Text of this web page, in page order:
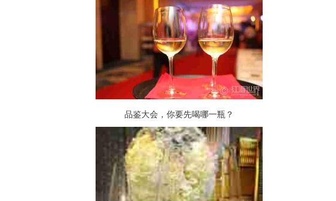
品鉴大会，你要先喝哪一瓶？